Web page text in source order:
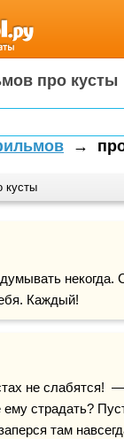
про кусты
→
кусты
некогда.
Каждый!
не слабятся!
ему страдать?
там